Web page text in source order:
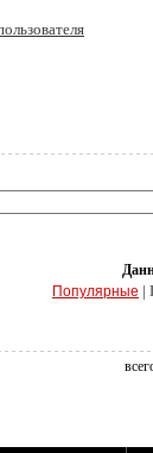
Популярные |